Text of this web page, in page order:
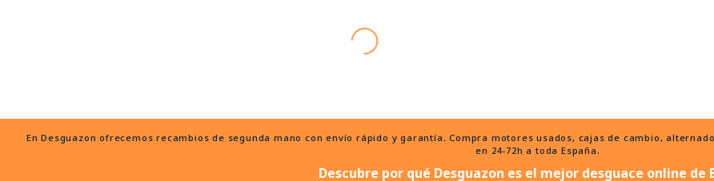
En Desguazon ofrecemos recambios de segunda mano con envío rápido y garantía. Compra motores usados, cajas de cambio,
en 24-72h a toda España.
Descubre por qué Desguazon es el mejor desguace online de